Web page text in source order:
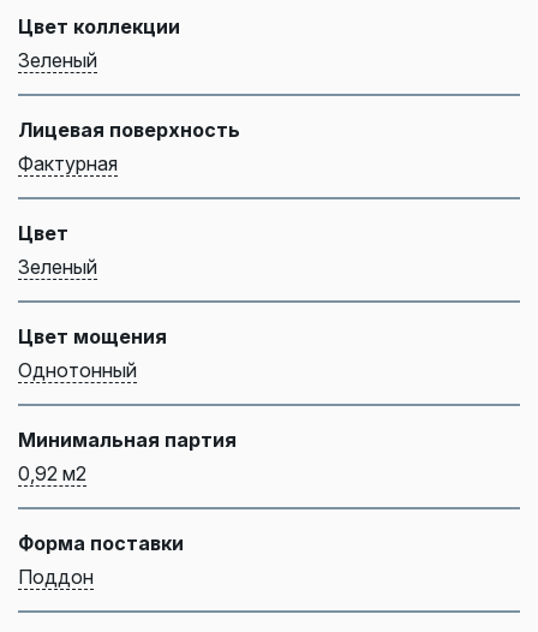
Цвет коллекции
Зеленый
Лицевая поверхность
Фактурная
Цвет
Зеленый
Цвет мощения
Однотонный
Минимальная партия
0,92 м2
Форма поставки
Поддон